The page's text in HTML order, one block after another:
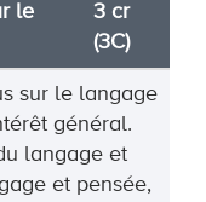
le
3 cr
(3C)
sur le langage
général.
langage et
et pensée,